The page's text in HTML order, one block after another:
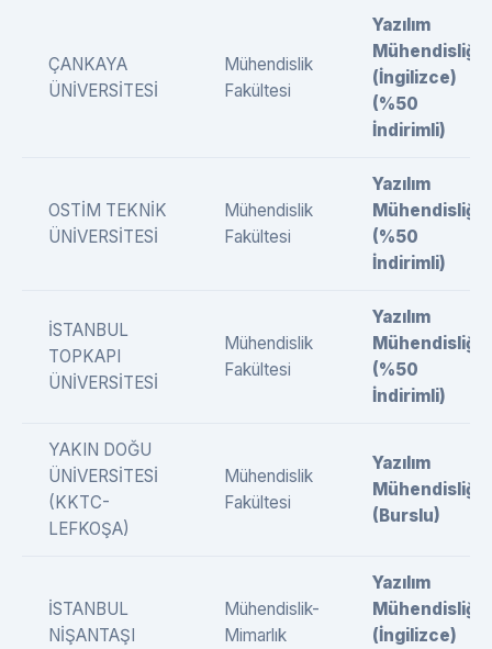
ÇANKAYA
ÜNİVERSİTESİ
Mühendislik
Fakültesi
Yazılım
Mühendisliği
(İngilizce)
(%50
İndirimli)
OSTİM TEKNİK
ÜNİVERSİTESİ
Mühendislik
Fakültesi
Yazılım
Mühendisliği
(%50
İndirimli)
İSTANBUL
TOPKAPI
ÜNİVERSİTESİ
Mühendislik
Fakültesi
Yazılım
Mühendisliği
(%50
İndirimli)
YAKIN DOĞU
ÜNİVERSİTESİ
(KKTC-
LEFKOŞA)
Mühendislik
Fakültesi
Yazılım
Mühendisliği
(Burslu)
İSTANBUL
NİŞANTAŞI
Mühendislik-
Mimarlık
Yazılım
Mühendisliği
(İngilizce)